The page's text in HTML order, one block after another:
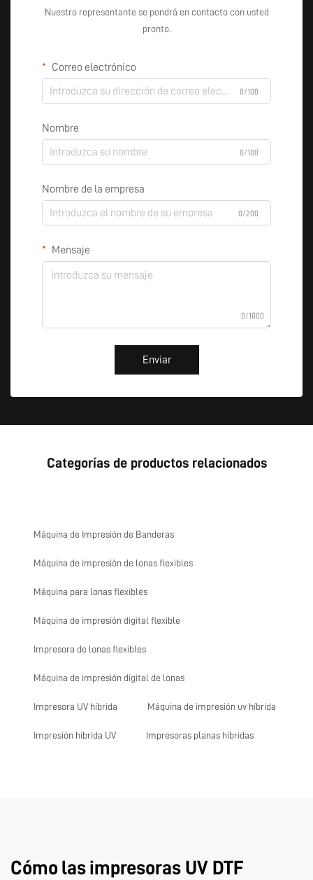
Nuestro representante se pondrá en contacto con usted
pronto.
Correo electrónico
0/100
Nombre
0/100
Nombre de la empresa
0/200
Mensaje
0/1000
Enviar
Categorías de productos relacionados
Máquina de Impresión de Banderas
Máquina de impresión de lonas flexibles
Máquina para lonas flexibles
Máquina de impresión digital flexible
Impresora de lonas flexibles
Máquina de impresión digital de lonas
Impresora UV híbrida Máquina de impresión uv híbrida
Impresión híbrida UV Impresoras planas híbridas
Cómo las impresoras UV DTF